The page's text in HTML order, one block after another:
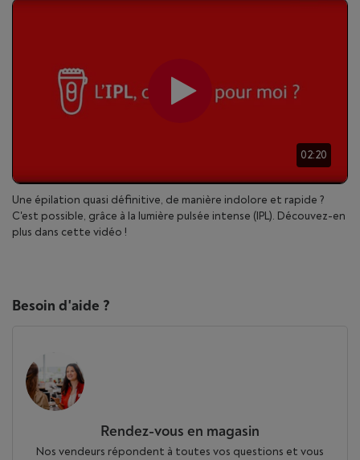
02:20
Une épilation quasi définitive, de manière indolore et rapide ?
C'est possible, grâce à la lumière pulsée intense (IPL). Découvez-en
plus dans cette vidéo !
Besoin d'aide ?
Rendez-vous en magasin
Nos vendeurs répondent à toutes vos questions et vous